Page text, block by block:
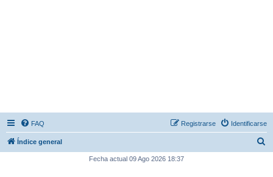
FAQ Identificarse
Registrarse
Índice general
Fecha actual 09 Ago 2026 18:37